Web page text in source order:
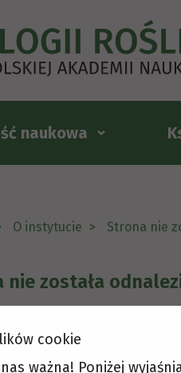
naukowa
O instytucie Strona nie
nie została
z menu, aby wybrać
cookie
ważna! Poniżej